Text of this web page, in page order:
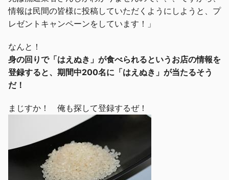
情報は民間の皆様に投稿していただくようにしようと、プ
レゼントキャンペーンをしています！」
なんと！
身の回りで「はえぬき」が食べられるというお店の情報を
登録すると、期間中200名に「はえぬき」が当たるそう
だ！
まじすか！ 俺も探して登録するぜ！